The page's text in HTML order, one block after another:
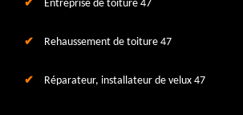
Entreprise de toiture 47
Rehaussement de toiture 47
Réparateur, installateur de velux 47